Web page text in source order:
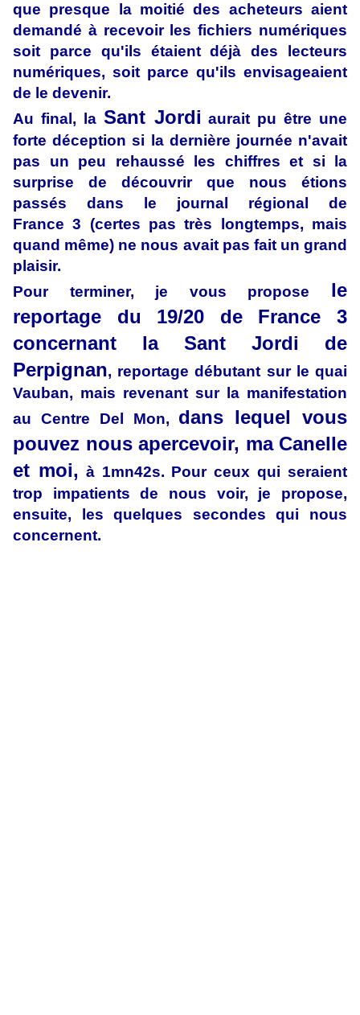
que presque la moitié des acheteurs aient
demandé à recevoir les fichiers numériques
soit parce qu'ils étaient déjà des lecteurs
numériques, soit parce qu'ils envisageaient
de le devenir.
Au final, la Sant Jordi aurait pu être une
forte déception si la dernière journée n'avait
pas un peu rehaussé les chiffres et si la
surprise de découvrir que nous étions
passés dans le journal régional de
France 3 (certes pas très longtemps, mais
quand même) ne nous avait pas fait un grand
plaisir.
Pour terminer, je vous propose le
reportage du 19/20 de France 3
concernant la Sant Jordi de
Perpignan, reportage débutant sur le quai
Vauban, mais revenant sur la manifestation
au Centre Del Mon, dans lequel vous
pouvez nous apercevoir, ma Canelle
et moi, à 1mn42s. Pour ceux qui seraient
trop impatients de nous voir, je propose,
ensuite, les quelques secondes qui nous
concernent.